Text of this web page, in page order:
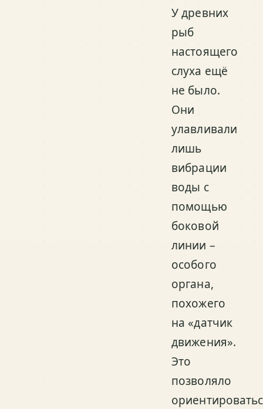
У древних
рыб
настоящего
слуха ещё
не было.
Они
улавливали
лишь
вибрации
воды с
помощью
боковой
линии –
особого
органа,
похожего
на «датчик
движения».
Это
позволяло